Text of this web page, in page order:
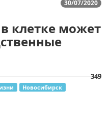
30/07/2020
клетке может
349
Новосибирск